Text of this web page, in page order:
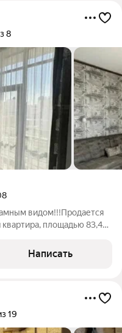
8
видом!!!Продается
квартира, площадью 83,4
дома является
Написать
19